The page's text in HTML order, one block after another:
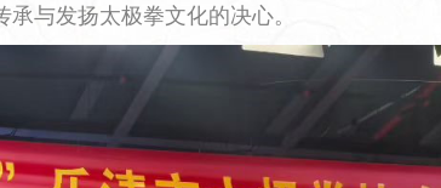
与发扬太极拳文化的决心。